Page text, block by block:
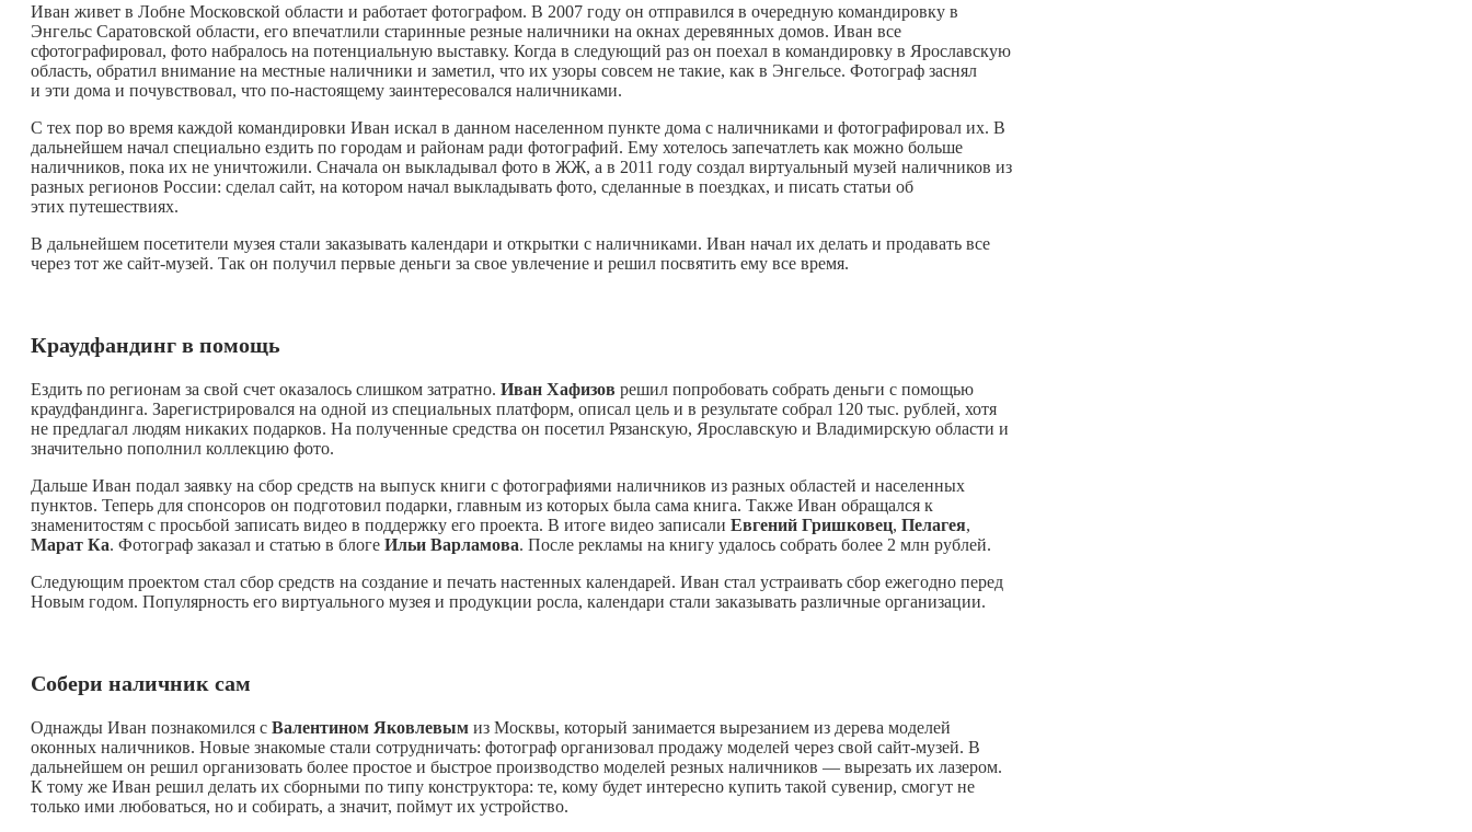
Иван живет в Лобне Московской области и работает фотографом. В 2007 году он отправился в очередную командировку в
Энгельс Саратовской области, его впечатлили старинные резные наличники на окнах деревянных домов. Иван все
сфотографировал, фото набралось на потенциальную выставку. Когда в следующий раз он поехал в командировку в Ярославскую
область, обратил внимание на местные наличники и заметил, что их узоры совсем не такие, как в Энгельсе. Фотограф заснял
и эти дома и почувствовал, что по-настоящему заинтересовался наличниками.
С тех пор во время каждой командировки Иван искал в данном населенном пункте дома с наличниками и фотографировал их. В
дальнейшем начал специально ездить по городам и районам ради фотографий. Ему хотелось запечатлеть как можно больше
наличников, пока их не уничтожили. Сначала он выкладывал фото в ЖЖ, а в 2011 году создал виртуальный музей наличников из
разных регионов России: сделал сайт, на котором начал выкладывать фото, сделанные в поездках, и писать статьи об
этих путешествиях.
В дальнейшем посетители музея стали заказывать календари и открытки с наличниками. Иван начал их делать и продавать все
через тот же сайт-музей. Так он получил первые деньги за свое увлечение и решил посвятить ему все время.
Краудфандинг в помощь
Ездить по регионам за свой счет оказалось слишком затратно. Иван Хафизов решил попробовать собрать деньги с помощью
краудфандинга. Зарегистрировался на одной из специальных платформ, описал цель и в результате собрал 120 тыс. рублей, хотя
не предлагал людям никаких подарков. На полученные средства он посетил Рязанскую, Ярославскую и Владимирскую области и
значительно пополнил коллекцию фото.
Дальше Иван подал заявку на сбор средств на выпуск книги с фотографиями наличников из разных областей и населенных
пунктов. Теперь для спонсоров он подготовил подарки, главным из которых была сама книга. Также Иван обращался к
знаменитостям с просьбой записать видео в поддержку его проекта. В итоге видео записали Евгений Гришковец, Пелагея,
Марат Ка. Фотограф заказал и статью в блоге Ильи Варламова. После рекламы на книгу удалось собрать более 2 млн рублей.
Следующим проектом стал сбор средств на создание и печать настенных календарей. Иван стал устраивать сбор ежегодно перед
Новым годом. Популярность его виртуального музея и продукции росла, календари стали заказывать различные организации.
Собери наличник сам
Однажды Иван познакомился с Валентином Яковлевым из Москвы, который занимается вырезанием из дерева моделей
оконных наличников. Новые знакомые стали сотрудничать: фотограф организовал продажу моделей через свой сайт-музей. В
дальнейшем он решил организовать более простое и быстрое производство моделей резных наличников — вырезать их лазером.
К тому же Иван решил делать их сборными по типу конструктора: те, кому будет интересно купить такой сувенир, смогут не
только ими любоваться, но и собирать, а значит, поймут их устройство.